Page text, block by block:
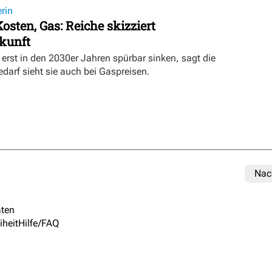
Gas: Reiche skizziert
in den 2030er Jahren spürbar sinken, sagt die
sieht sie auch bei Gaspreisen.
Hilfe/FAQ